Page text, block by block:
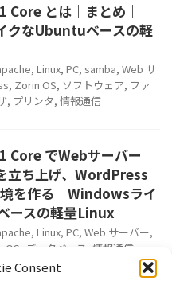
Consent
Core とは｜まとめ｜
クなUbuntuベースの軽
, Linux, PC, samba, Web サ
, Zorin OS, ソフトウェア, ファ
, プリンタ, 情報通信
Core でWebサーバー
立ち上げ、WordPress
を作る｜Windowsライ
ースの軽量Linux
, Linux, PC, Web サーバー,
OS データベース 情報通信